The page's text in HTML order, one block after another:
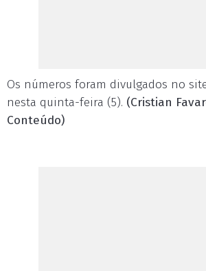
Os números foram divulgados no
nesta quinta-feira (5). (Cristian
Conteúdo)